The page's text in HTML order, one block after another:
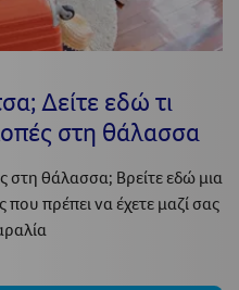
Δείτε εδώ τι
στη θάλασσα
στη θάλασσα; Βρείτε εδώ μια
που πρέπει να έχετε μαζί σας